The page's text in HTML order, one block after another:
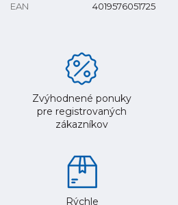
EAN
4019576051725
Zvýhodnené ponuky
pre registrovaných
zákazníkov
Rýchle